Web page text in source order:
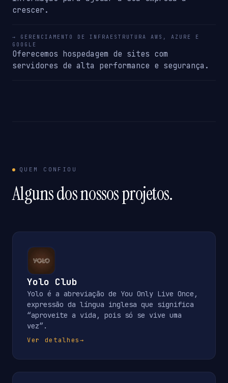
crescer.
→ GERENCIAMENTO DE INFRAESTRUTURA AWS, AZURE E
GOOGLE
Oferecemos hospedagem de sites com
servidores de alta performance e segurança.
QUEM CONFIOU
Alguns dos nossos projetos.
Yolo Club
Yolo é a abreviação de You Only Live Once,
expressão da língua inglesa que significa
“aproveite a vida, pois só se vive uma
vez”.
Ver detalhes→